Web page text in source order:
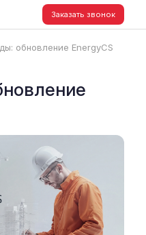
Заказать звонок
обновление EnergyCS